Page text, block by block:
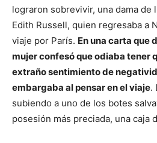
lograron sobrevivir, una dama de
Edith Russell, quien regresaba a
viaje por París. En una carta que
mujer confesó que odiaba tener
extraño sentimiento de
embargaba al pensar en el viaje.
subiendo a uno de los botes
posesión más preciada, una caja